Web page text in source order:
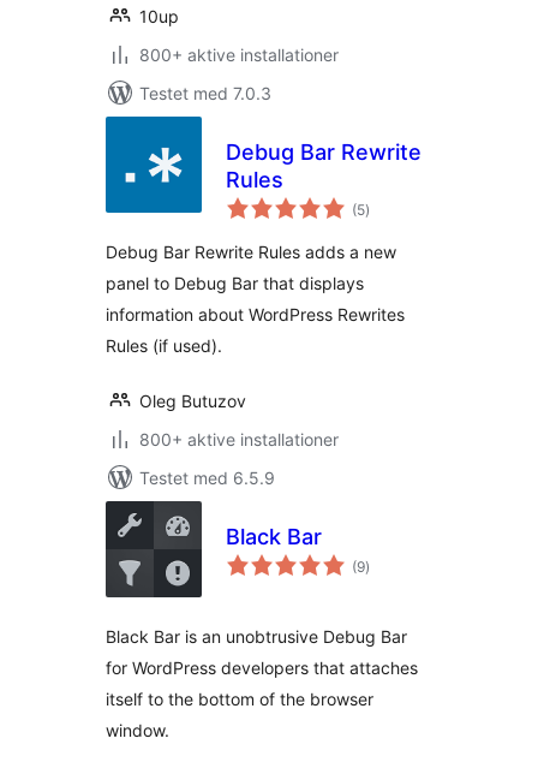
10up
800+ aktive installationer
Testet med 7.0.3
Debug Bar Rewrite
Rules
(5totale
bedømmelser
)
Debug Bar Rewrite Rules adds a new
panel to Debug Bar that displays
information about WordPress Rewrites
Rules (if used).
Oleg Butuzov
800+ aktive installationer
Testet med 6.5.9
Black Bar
(9totale
bedømmelser
)
Black Bar is an unobtrusive Debug Bar
for WordPress developers that attaches
itself to the bottom of the browser
window.